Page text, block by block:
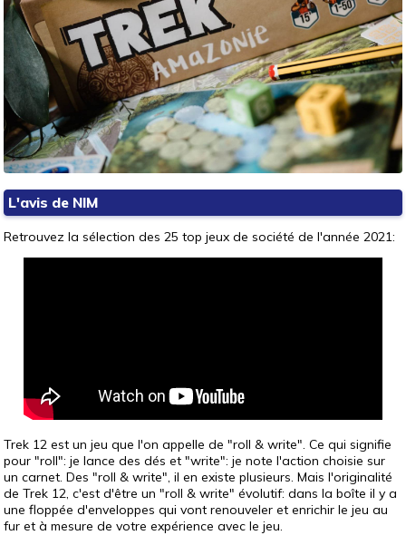
L'avis de NIM
Retrouvez la sélection des 25 top jeux de société de l'année 2021:
Trek 12 est un jeu que l'on appelle de "roll & write". Ce qui signifie
pour "roll": je lance des dés et "write": je note l'action choisie sur
un carnet. Des "roll & write", il en existe plusieurs. Mais l'originalité
de Trek 12, c'est d'être un "roll & write" évolutif: dans la boîte il y a
une floppée d'enveloppes qui vont renouveler et enrichir le jeu au
fur et à mesure de votre expérience avec le jeu.